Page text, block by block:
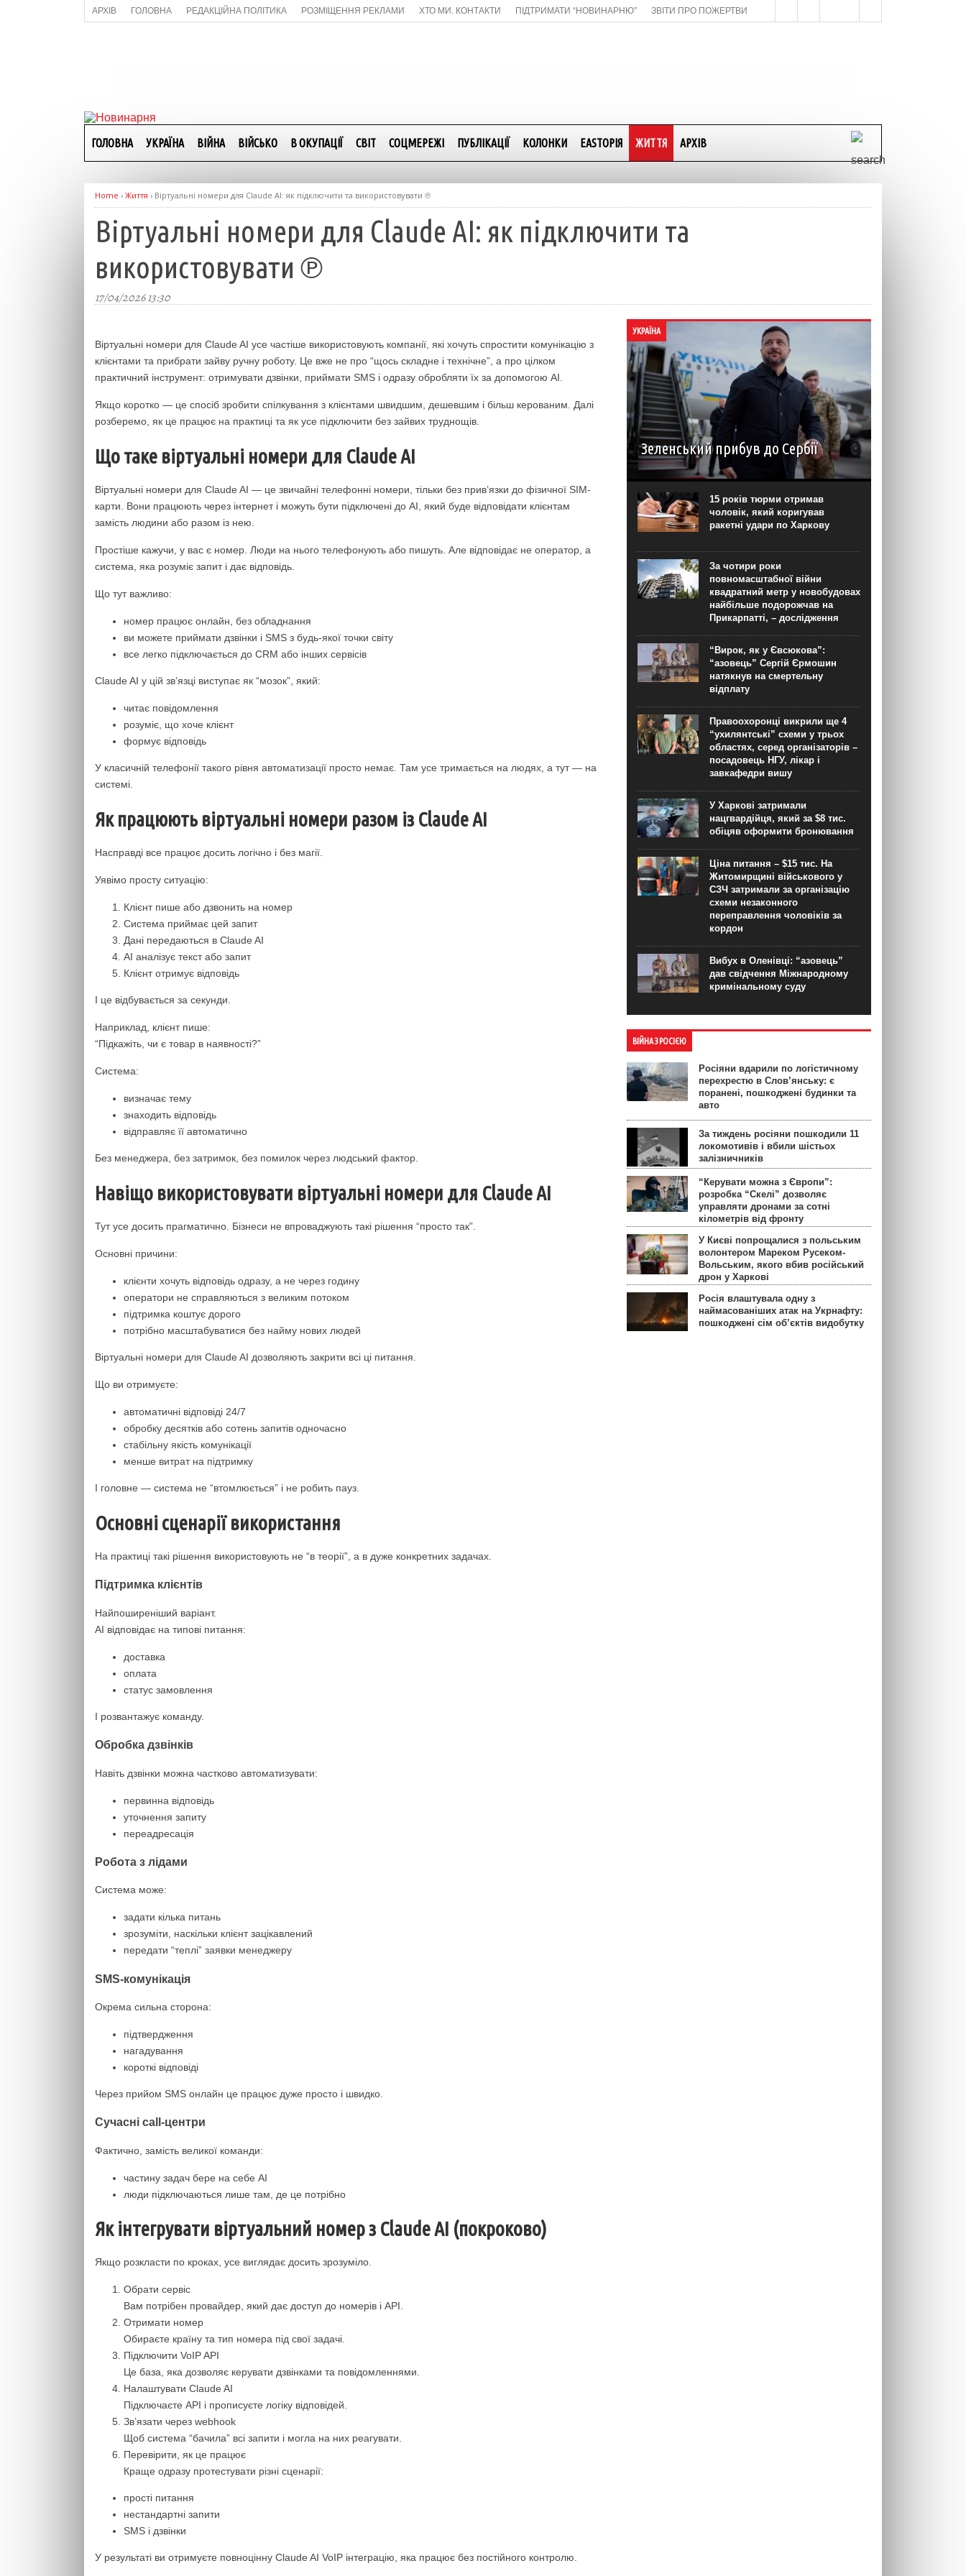
АРХІВ ГОЛОВНА РЕДАКЦІЙНА ПОЛІТИКА РОЗМІЩЕННЯ РЕКЛАМИ ХТО МИ. КОНТАКТИ ПІДТРИМАТИ “НОВИНАРНЮ” ЗВІТИ ПРО ПОЖЕРТВИ
ГОЛОВНА УКРАЇНА ВІЙНА ВІЙСЬКО В ОКУПАЦІЇ СВІТ СОЦМЕРЕЖІ ПУБЛІКАЦІЇ КОЛОНКИ EASTОРІЯ ЖИТТЯ АРХІВ
Home › Життя › Віртуальні номери для Claude AI: як підключити та використовувати ℗
Віртуальні номери для Claude AI: як підключити та
використовувати ℗
17/04/2026 13:30
Віртуальні номери для Claude AI усе частіше використовують компанії, які хочуть спростити комунікацію з
клієнтами та прибрати зайву ручну роботу. Це вже не про “щось складне і технічне”, а про цілком
практичний інструмент: отримувати дзвінки, приймати SMS і одразу обробляти їх за допомогою AI.
Якщо коротко — це спосіб зробити спілкування з клієнтами швидшим, дешевшим і більш керованим. Далі
розберемо, як це працює на практиці та як усе підключити без зайвих труднощів.
Що таке віртуальні номери для Claude AI
Віртуальні номери для Claude AI — це звичайні телефонні номери, тільки без прив’язки до фізичної SIM-
карти. Вони працюють через інтернет і можуть бути підключені до AI, який буде відповідати клієнтам
замість людини або разом із нею.
Простіше кажучи, у вас є номер. Люди на нього телефонують або пишуть. Але відповідає не оператор, а
система, яка розуміє запит і дає відповідь.
Що тут важливо:
номер працює онлайн, без обладнання
ви можете приймати дзвінки і SMS з будь-якої точки світу
все легко підключається до CRM або інших сервісів
Claude AI у цій зв’язці виступає як “мозок”, який:
читає повідомлення
розуміє, що хоче клієнт
формує відповідь
У класичній телефонії такого рівня автоматизації просто немає. Там усе тримається на людях, а тут — на
системі.
Як працюють віртуальні номери разом із Claude AI
Насправді все працює досить логічно і без магії.
Уявімо просту ситуацію:
Клієнт пише або дзвонить на номер
Система приймає цей запит
Дані передаються в Claude AI
AI аналізує текст або запит
Клієнт отримує відповідь
І це відбувається за секунди.
Наприклад, клієнт пише:
“Підкажіть, чи є товар в наявності?”
Система:
визначає тему
знаходить відповідь
відправляє її автоматично
Без менеджера, без затримок, без помилок через людський фактор.
Навіщо використовувати віртуальні номери для Claude AI
Тут усе досить прагматично. Бізнеси не впроваджують такі рішення “просто так”.
Основні причини:
клієнти хочуть відповідь одразу, а не через годину
оператори не справляються з великим потоком
підтримка коштує дорого
потрібно масштабуватися без найму нових людей
Віртуальні номери для Claude AI дозволяють закрити всі ці питання.
Що ви отримуєте:
автоматичні відповіді 24/7
обробку десятків або сотень запитів одночасно
стабільну якість комунікації
менше витрат на підтримку
І головне — система не “втомлюється” і не робить пауз.
Основні сценарії використання
На практиці такі рішення використовують не “в теорії”, а в дуже конкретних задачах.
Підтримка клієнтів
Найпоширеніший варіант.
AI відповідає на типові питання:
доставка
оплата
статус замовлення
І розвантажує команду.
Обробка дзвінків
Навіть дзвінки можна частково автоматизувати:
первинна відповідь
уточнення запиту
переадресація
Робота з лідами
Система може:
задати кілька питань
зрозуміти, наскільки клієнт зацікавлений
передати “теплі” заявки менеджеру
SMS-комунікація
Окрема сильна сторона:
підтвердження
нагадування
короткі відповіді
Через прийом SMS онлайн це працює дуже просто і швидко.
Сучасні call-центри
Фактично, замість великої команди:
частину задач бере на себе AI
люди підключаються лише там, де це потрібно
Як інтегрувати віртуальний номер з Claude AI (покроково)
Якщо розкласти по кроках, усе виглядає досить зрозуміло.
Обрати сервіс
Вам потрібен провайдер, який дає доступ до номерів і API.
Отримати номер
Обираєте країну та тип номера під свої задачі.
Підключити VoIP API
Це база, яка дозволяє керувати дзвінками та повідомленнями.
Налаштувати Claude AI
Підключаєте API і прописуєте логіку відповідей.
Зв’язати через webhook
Щоб система “бачила” всі запити і могла на них реагувати.
Перевірити, як це працює
Краще одразу протестувати різні сценарії:
прості питання
нестандартні запити
SMS і дзвінки
У результаті ви отримуєте повноцінну Claude AI VoIP інтеграцію, яка працює без постійного контролю.
УКРАЇНА
Зеленський прибув до Сербії
Президент України Володимир Зеленський
прибув до Сербії разом із делегацією. Під час
візиту він планує провести переговори з
президентом Александром Вучичем та прем’єр-
міністром Джуро Мацутом. Про це Зеленський
повідомив...
15 років тюрми отримав
чоловік, який коригував
ракетні удари по Харкову
За чотири роки
повномасштабної війни
квадратний метр у новобудовах
найбільше подорожчав на
Прикарпатті, – дослідження
“Вирок, як у Євсюкова”:
“азовець” Сергій Єрмошин
натякнув на смертельну
відплату
Правоохоронці викрили ще 4
“ухилянтські” схеми у трьох
областях, серед організаторів –
посадовець НГУ, лікар і
завкафедри вишу
У Харкові затримали
нацгвардійця, який за $8 тис.
обіцяв оформити бронювання
Ціна питання – $15 тис. На
Житомирщині військового у
СЗЧ затримали за організацію
схеми незаконного
переправлення чоловіків за
кордон
Вибух в Оленівці: “азовець”
дав свідчення Міжнародному
кримінальному суду
ВІЙНА З РОСІЄЮ
Росіяни вдарили по логістичному
перехрестю в Слов’янську: є
поранені, пошкоджені будинки та
авто
За тиждень росіяни пошкодили 11
локомотивів і вбили шістьох
залізничників
“Керувати можна з Європи”:
розробка “Скелі” дозволяє
управляти дронами за сотні
кілометрів від фронту
У Києві попрощалися з польським
волонтером Мареком Русеком-
Вольським, якого вбив російський
дрон у Харкові
Росія влаштувала одну з
наймасованіших атак на Укрнафту:
пошкоджені сім об’єктів видобутку